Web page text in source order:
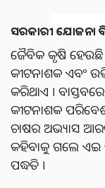
ସରକାରୀ ଯୋଜନା
ଜୈବିକ କୃଷି ହେଉଛି
କୀଟନାଶକ ଏବଂ
କରିଥାଏ ।
କୀଟନାଶକ
ଚାଷର ଅଭ୍ୟାସ
କହିବାକୁ ଗଲେ ଏଇ
ପଦ୍ଧତି ।